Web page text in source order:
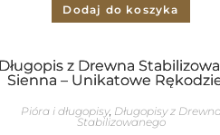
Dodaj do koszyka
Pióra i długopisy, Długopisy z
Stabilizowanego